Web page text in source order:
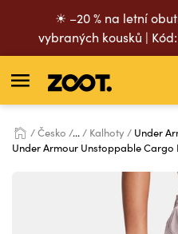
☀ –20 % na letní
vybraných kousků |
Česko ... Kalhoty
Under
Under Armour Unstoppable Cargo